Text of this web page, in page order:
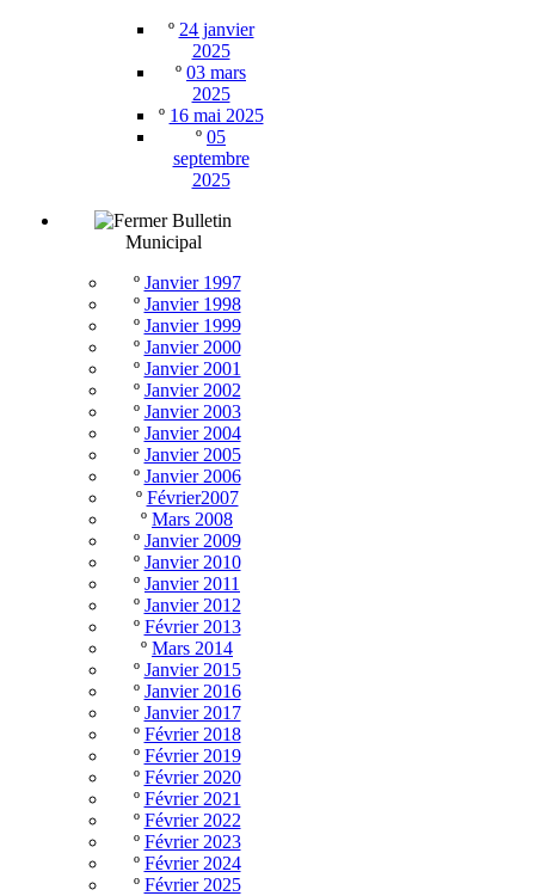
º 24 janvier
2025
º 03 mars
2025
º 16 mai 2025
º 05
septembre
2025
Bulletin
Municipal
º Janvier 1997
º Janvier 1998
º Janvier 1999
º Janvier 2000
º Janvier 2001
º Janvier 2002
º Janvier 2003
º Janvier 2004
º Janvier 2005
º Janvier 2006
º Février2007
º Mars 2008
º Janvier 2009
º Janvier 2010
º Janvier 2011
º Janvier 2012
º Février 2013
º Mars 2014
º Janvier 2015
º Janvier 2016
º Janvier 2017
º Février 2018
º Février 2019
º Février 2020
º Février 2021
º Février 2022
º Février 2023
º Février 2024
º Février 2025